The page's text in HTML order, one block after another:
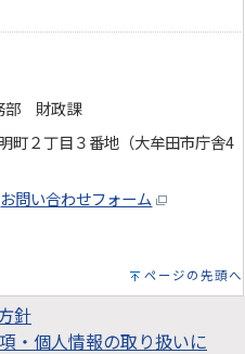
部 財政課
町２丁目３番地（大牟田市庁舎4
お問い合わせフォーム
ページの先頭へ
針
・個人情報の取り扱いに